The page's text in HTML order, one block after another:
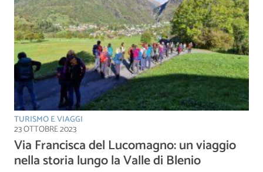
TURISMO E VIAGGI
23 OTTOBRE 2023
Via Francisca del Lucomagno: un viaggio
nella storia lungo la Valle di Blenio